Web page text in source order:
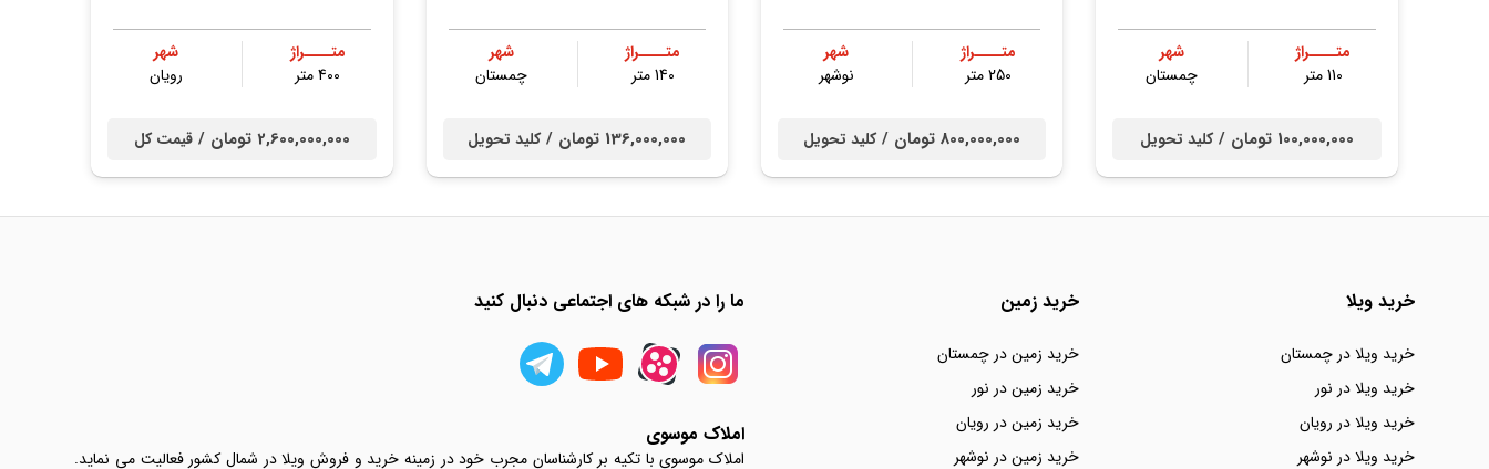
متــــراژ
110 متر
شهر
چمستان
100,000,000 تومان / کلید تحویل
متــــراژ
250 متر
شهر
نوشهر
800,000,000 تومان / کلید تحویل
متــــراژ
140 متر
شهر
چمستان
136,000,000 تومان / کلید تحویل
متــــراژ
400 متر
شهر
رویان
2,600,000,000 تومان / قیمت کل
خرید ویلا
خرید ویلا در چمستان
خرید ویلا در نور
خرید ویلا در رویان
خرید ویلا در نوشهر
خرید زمین
خرید زمین در چمستان
خرید زمین در نور
خرید زمین در رویان
خرید زمین در نوشهر
ما را در شبکه های اجتماعی دنبال کنید
املاک موسوی
املاک موسوی با تکیه بر کارشناسان مجرب خود در زمینه خرید و فروش ویلا در شمال کشور فعالیت می نماید.